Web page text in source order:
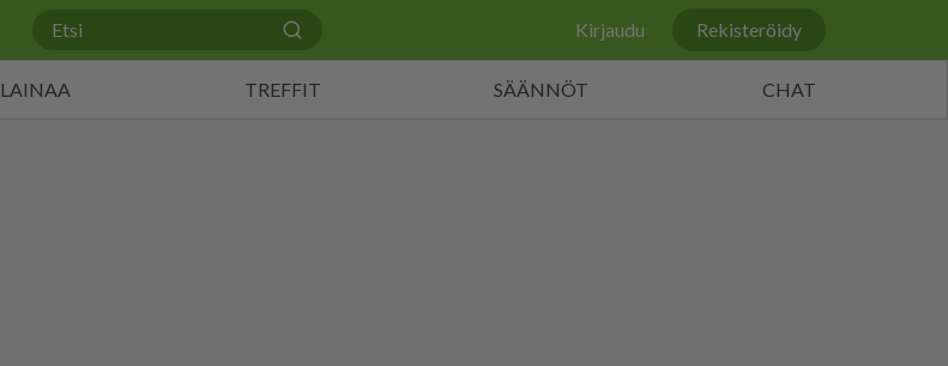
Kirjaudu Rekisteröidy
LAINAA TREFFIT SÄÄNNÖT CHAT